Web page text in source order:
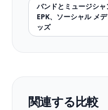
バンドとミュージシ
EPK、ソーシャル メ
ッズ
関連する比較